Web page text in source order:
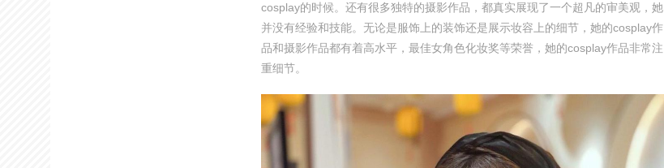
cosplay的时候。还有很多独特的摄影作品，都真实展现了一个超凡的审美观，她
并没有经验和技能。无论是服饰上的装饰还是展示妆容上的细节，她的cosplay作
品和摄影作品都有着高水平，最佳女角色化妆奖等荣誉，她的cosplay作品非常注
重细节。